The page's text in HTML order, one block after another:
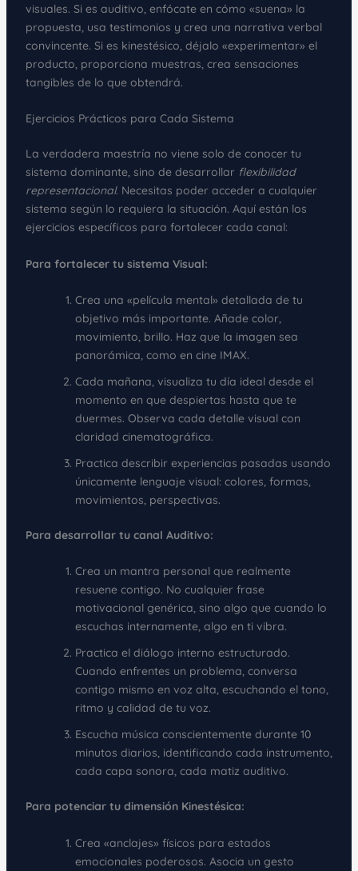
visuales. Si es auditivo, enfócate en cómo «suena» la
propuesta, usa testimonios y crea una narrativa verbal
convincente. Si es kinestésico, déjalo «experimentar» el
producto, proporciona muestras, crea sensaciones
tangibles de lo que obtendrá.
Ejercicios Prácticos para Cada Sistema
La verdadera maestría no viene solo de conocer tu
sistema dominante, sino de desarrollar flexibilidad
representacional. Necesitas poder acceder a cualquier
sistema según lo requiera la situación. Aquí están los
ejercicios específicos para fortalecer cada canal:
Para fortalecer tu sistema Visual:
Crea una «película mental» detallada de tu
objetivo más importante. Añade color,
movimiento, brillo. Haz que la imagen sea
panorámica, como en cine IMAX.
Cada mañana, visualiza tu día ideal desde el
momento en que despiertas hasta que te
duermes. Observa cada detalle visual con
claridad cinematográfica.
Practica describir experiencias pasadas usando
únicamente lenguaje visual: colores, formas,
movimientos, perspectivas.
Para desarrollar tu canal Auditivo:
Crea un mantra personal que realmente
resuene contigo. No cualquier frase
motivacional genérica, sino algo que cuando lo
escuchas internamente, algo en ti vibra.
Practica el diálogo interno estructurado.
Cuando enfrentes un problema, conversa
contigo mismo en voz alta, escuchando el tono,
ritmo y calidad de tu voz.
Escucha música conscientemente durante 10
minutos diarios, identificando cada instrumento,
cada capa sonora, cada matiz auditivo.
Para potenciar tu dimensión Kinestésica:
Crea «anclajes» físicos para estados
emocionales poderosos. Asocia un gesto